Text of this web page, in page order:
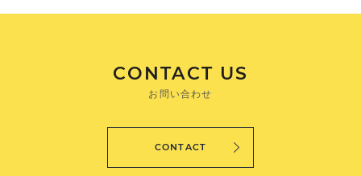
CONTACT US
お問い合わせ
CONTACT